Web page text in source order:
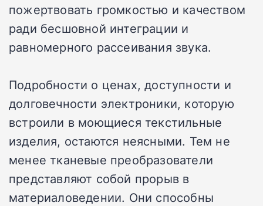
пожертвовать громкостью и качеством
ради бесшовной интеграции и
равномерного рассеивания звука.
Подробности о ценах, доступности и
долговечности электроники, которую
встроили в моющиеся текстильные
изделия, остаются неясными. Тем не
менее тканевые преобразователи
представляют собой прорыв в
материаловедении. Они способны